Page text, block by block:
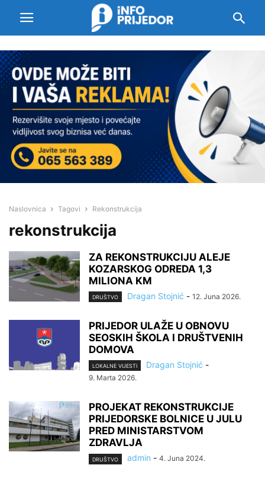
Naslovnica Tagovi Rekonstrukcija
rekonstrukcija
ZA REKONSTRUKCIJU ALEJE
KOZARSKOG ODREDA 1,3
MILIONA KM
DRUŠTVO Dragan Stojnić - 12. Juna 2026.
PRIJEDOR ULAŽE U OBNOVU
SEOSKIH ŠKOLA I DRUŠTVENIH
DOMOVA
LOKALNE VIJESTI Dragan Stojnić -
9. Marta 2026.
PROJEKAT REKONSTRUKCIJE
PRIJEDORSKE BOLNICE U JULU
PRED MINISTARSTVOM
ZDRAVLJA
DRUŠTVO admin - 4. Juna 2024.